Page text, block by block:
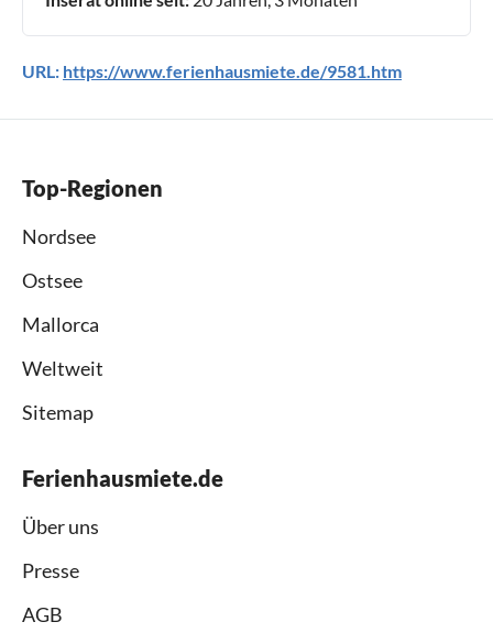
URL: https://www.ferienhausmiete.de/9581.htm
Top-Regionen
Nordsee
Ostsee
Mallorca
Weltweit
Sitemap
Ferienhausmiete.de
Über uns
Presse
AGB